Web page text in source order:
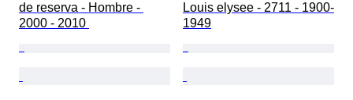
de reserva - Hombre -
2000 - 2010
Louis elysee - 2711 - 1900-
1949